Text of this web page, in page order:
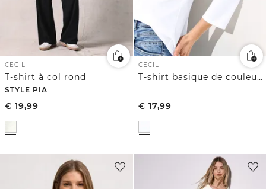
CECIL
T-shirt à col rond
STYLE PIA
€ 19,99
CECIL
T-shirt basique de couleur unie
€ 17,99